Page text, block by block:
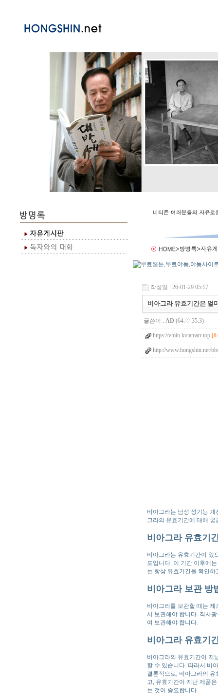
작성일 : 26-01-29 05:17
비아그라 유효기간은 얼
글쓴이 : AD (64.♡.35.3)
https://vmin.kviamart.top
http://www.hongshin.net/
비아그라는 남성 성기능
그라의 유효기간에 대해
비아그라 유효기
비아그라는 유효기간이 있
도입니다. 이 기간 이후에
는 항상 유효기간을 확인
비아그라 보관 방
비아그라를 보관할 때는
서 보관해야 합니다. 직사
여 보관해야 합니다.
비아그라 유효기
비아그라의 유효기간이 지
할 수 있습니다. 따라서 비
결론적으로, 비아그라의
고, 유효기간이 지난 제품
는 것이 중요합니다.